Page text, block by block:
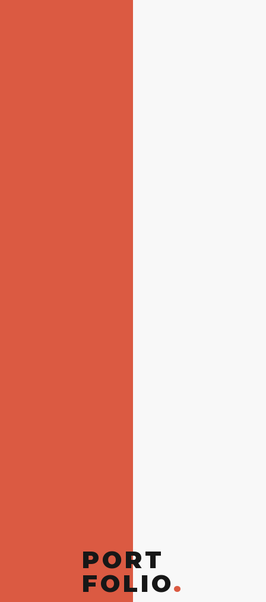
PORT
FOLIO.
Creatively . Live
大陸を越えて想いが届く。
そんなWEBサイトをおつくりします。